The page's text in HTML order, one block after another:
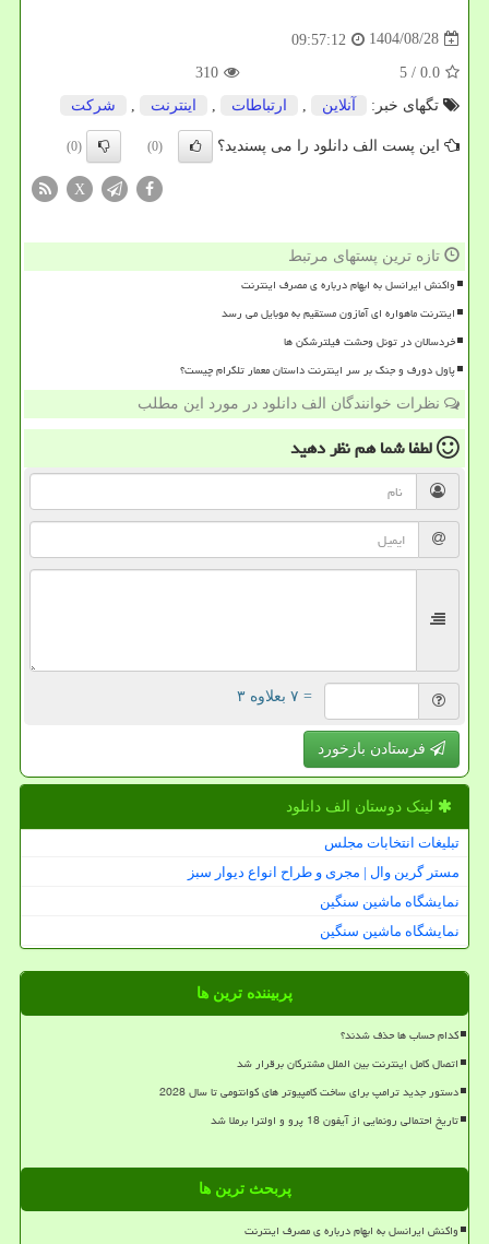
1404/08/28
09:57:12
0.0
/ 5
310
تگهای خبر:
آنلاین , ارتباطات , اینترنت , شركت
این پست الف دانلود را می پسندید؟ (0)
(0)
X
تازه ترین پستهای مرتبط
واکنش ایرانسل به ابهام درباره ی مصرف اینترنت
اینترنت ماهواره ای آمازون مستقیم به موبایل می رسد
خردسالان در تونل وحشت فیلترشکن ها
پاول دورف و جنگ بر سر اینترنت داستان معمار تلگرام چیست؟
نظرات خوانندگان الف دانلود در مورد این مطلب
لطفا شما همنظر دهید
= ۷ بعلاوه ۳
فرستادن بازخورد
لینک دوستان الف دانلود
تبلیغات انتخابات مجلس
مستر گرین وال | مجری و طراح انواع دیوار سبز
نمایشگاه ماشین سنگین
نمایشگاه ماشین سنگین
پربیننده ترین ها
کدام حساب ها حذف شدند؟
اتصال کامل اینترنت بین الملل مشترکان برقرار شد
دستور جدید ترامپ برای ساخت کامپیوتر های کوانتومی تا سال 2028
تاریخ احتمالی رونمایی از آیفون 18 پرو و اولترا برملا شد
پربحث ترین ها
واکنش ایرانسل به ابهام درباره ی مصرف اینترنت